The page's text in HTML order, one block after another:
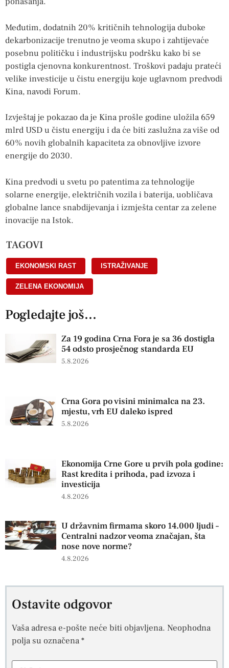
Međutim, dodatnih 20% kritičnih tehnologija duboke
dekarbonizacije trenutno je veoma skupo i zahtijevaće
posebnu političku i industrijsku podršku kako bi se
postigla cjenovna konkurentnost. Troškovi padaju prateći
velike investicije u čistu energiju koje uglavnom predvodi
Kina, navodi Forum.
Izvještaj je pokazao da je Kina prošle godine uložila 659
mlrd USD u čistu energiju i da će biti zaslužna za više od
60% novih globalnih kapaciteta za obnovljive izvore
energije do 2030.
Kina predvodi u svetu po patentima za tehnologije
solarne energije, električnih vozila i baterija, uobličava
globalne lance snabdijevanja i izmješta centar za zelene
inovacije na Istok.
TAGOVI
EKONOMSKI RAST ISTRAŽIVANJE
ZELENA EKONOMIJA
Pogledajte još...
Za 19 godina Crna Fora je sa 36 dostigla
54 odsto prosječnog standarda EU
5.8.2026
Crna Gora po visini minimalca na 23.
mjestu, vrh EU daleko ispred
5.8.2026
Ekonomija Crne Gore u prvih pola godine:
Rast kredita i prihoda, pad izvoza i
investicija
4.8.2026
U državnim firmama skoro 14.000 ljudi –
Centralni nadzor veoma značajan, šta
nose nove norme?
4.8.2026
Ostavite odgovor
Vaša adresa e-pošte neće biti objavljena. Neophodna
polja su označena*